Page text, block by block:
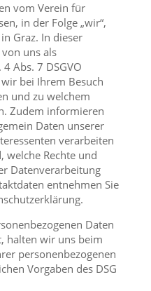
vom Verein für
in der Folge „wir“,
Graz. In dieser
uns als
Abs. 7 DSGVO
bei Ihrem Besuch
und zu welchem
Zudem informieren
Daten unserer
verarbeiten
welche Rechte und
Datenverarbeitung
entnehmen Sie
Daten
halten wir uns beim
personenbezogenen
Vorgaben des DSG